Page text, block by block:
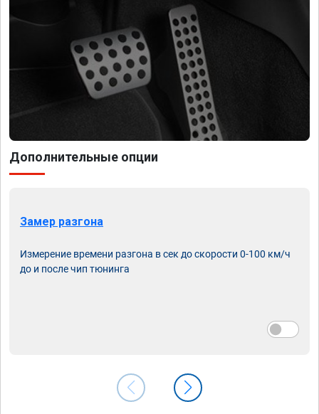
Дополнительные опции
Замер разгона
Измерение времени разгона в сек до скорости 0-100 км/ч
до и после чип тюнинга